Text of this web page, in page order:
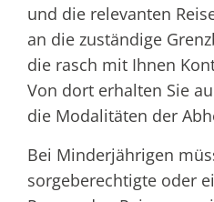
und die relevanten
an die zuständige
die rasch mit Ihnen
Von dort erhalten Sie
die Modalitäten der
Bei Minderjährigen
sorgeberechtigte oder